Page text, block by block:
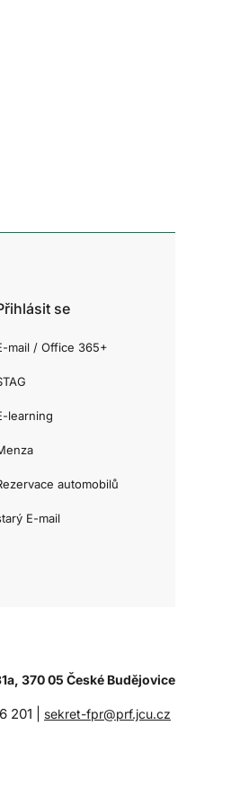
se
mail / Office 365+
learning
automobilů
E-mail
370 05 České Budějovice
201 | sekret-fpr@prf.jcu.cz